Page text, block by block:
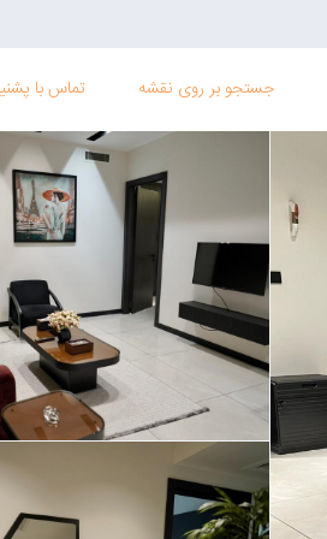
جستجو بر روی نقشه تماس با